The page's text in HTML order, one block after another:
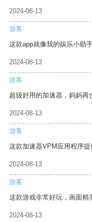
2024-08-13
游客
这款app就像我的娱乐小助
2024-08-13
游客
超级好用的加速器，妈妈再
2024-08-13
游客
这款加速器VPM应用程序提
2024-08-13
游客
这款游戏非常好玩，画面精
2024-08-13